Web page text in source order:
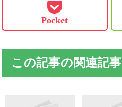
Pocket
この記事の関連記事